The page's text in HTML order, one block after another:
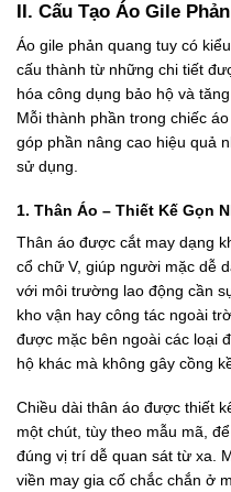
II. Cấu Tạo Áo Gile
Áo gile phản quang tuy có
cấu thành từ những chi tiết
hóa công dụng bảo hộ và
Mỗi thành phần trong chiếc
góp phần nâng cao hiệu quả
sử dụng.
1. Thân Áo – Thiết Kế Gọn
Thân áo được cắt may dạng
cổ chữ V, giúp người mặc dễ
với môi trường lao động cần
kho vận hay công tác ngoài
được mặc bên ngoài các loại
hộ khác mà không gây cồng
Chiều dài thân áo được thiết
một chút, tùy theo mẫu mã,
đúng vị trí dễ quan sát từ xa.
viền may gia cố chắc chắn ở